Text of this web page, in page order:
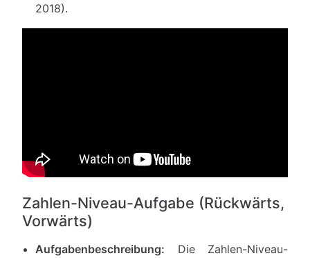
2018).
Zahlen-Niveau-Aufgabe (Rückwärts,
Vorwärts)
Aufgabenbeschreibung: Die Zahlen-Niveau-